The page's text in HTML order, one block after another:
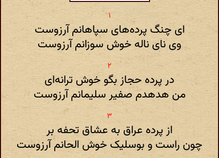
ای چنگ پرده‌های سپاهانم آرزوست
وی نای ناله خوش سوزانم آرزوست
در پرده حجاز بگو خوش ترانه‌ای
من هدهدم صفیر سلیمانم آرزوست
از پرده عراق به عشاق تحفه بر
چون راست و بوسلیک خوش الحانم آرزوست